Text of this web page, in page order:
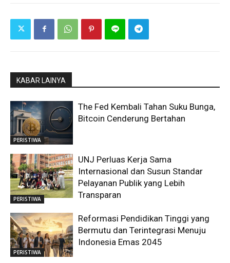
KABAR LAINYA
PERISTIWA
The Fed Kembali Tahan Suku Bunga,
Bitcoin Cenderung Bertahan
PERISTIWA
UNJ Perluas Kerja Sama
Internasional dan Susun Standar
Pelayanan Publik yang Lebih
Transparan
PERISTIWA
Reformasi Pendidikan Tinggi yang
Bermutu dan Terintegrasi Menuju
Indonesia Emas 2045